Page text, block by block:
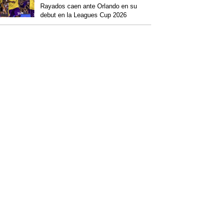
Rayados caen ante Orlando en su
debut en la Leagues Cup 2026